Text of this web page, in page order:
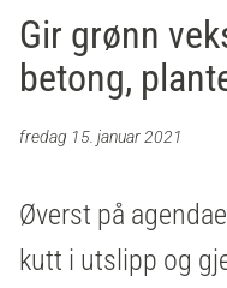
Gir grønn
betong,
fredag 15. januar 2021
Øverst på
kutt i utslipp og